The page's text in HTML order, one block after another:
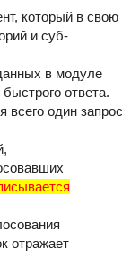
который в свою
и суб-
в модуле
ответа.
всего один запрос
отражает